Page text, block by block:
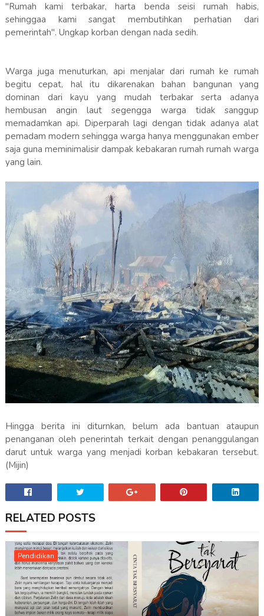
"Rumah kami terbakar, harta benda seisi rumah habis,
sehinggaa kami sangat membutihkan perhatian dari
pemerintah". Ungkap korban dengan nada sedih.
Warga juga menuturkan, api menjalar dari rumah ke rumah
begitu cepat, hal itu dikarenakan bahan bangunan yang
dominan dari kayu yang mudah terbakar serta adanya
hembusan angin laut segengga warga tidak sanggup
memadamkan api. Diperparah lagi dengan tidak adanya alat
pemadam modern sehingga warga hanya menggunakan ember
saja guna meminimalisir dampak kebakaran rumah rumah warga
yang lain.
Hingga berita ini diturnkan, belum ada bantuan ataupun
penanganan oleh penerintah terkait dengan penanggulangan
darut untuk warga yang menjadi korban kebakaran tersebut.
(Mijin)
RELATED POSTS
Pendidikan